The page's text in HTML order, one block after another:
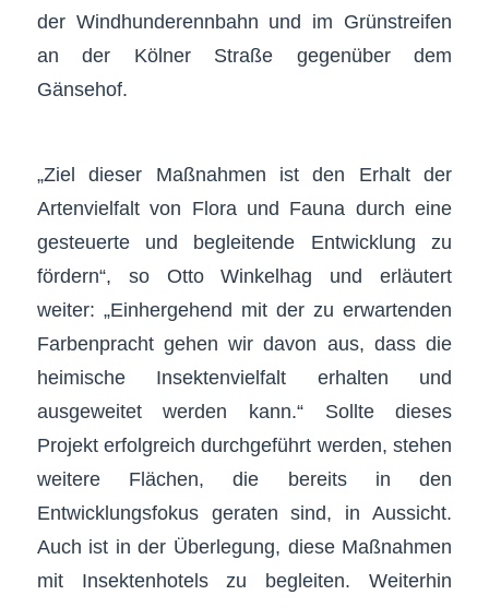
der Windhunderennbahn und im Grünstreifen
an der Kölner Straße gegenüber dem
Gänsehof.
„Ziel dieser Maßnahmen ist den Erhalt der
Artenvielfalt von Flora und Fauna durch eine
gesteuerte und begleitende Entwicklung zu
fördern“, so Otto Winkelhag und erläutert
weiter: „Einhergehend mit der zu erwartenden
Farbenpracht gehen wir davon aus, dass die
heimische Insektenvielfalt erhalten und
ausgeweitet werden kann.“ Sollte dieses
Projekt erfolgreich durchgeführt werden, stehen
weitere Flächen, die bereits in den
Entwicklungsfokus geraten sind, in Aussicht.
Auch ist in der Überlegung, diese Maßnahmen
mit Insektenhotels zu begleiten. Weiterhin